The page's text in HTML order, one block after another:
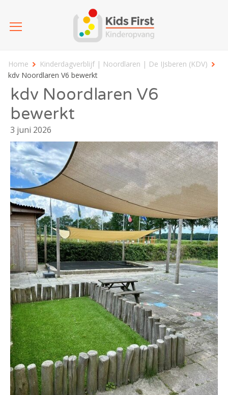
Home
Kinderdagverblijf | Noordlaren | De IJsberen (KDV)
kdv Noordlaren V6 bewerkt
kdv Noordlaren V6
bewerkt
3 juni 2026